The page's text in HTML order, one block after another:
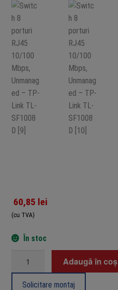
60,85 lei
(cu TVA)
În stoc
Adaugă în coș
Solicitare montaj